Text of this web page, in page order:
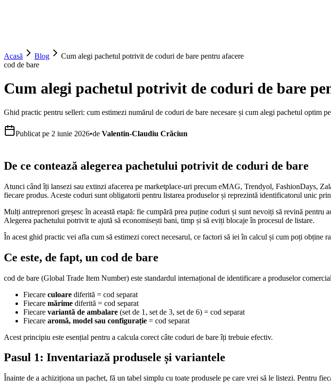
Acasă Blog
Cum alegi pachetul potrivit de coduri de bare pentru afacere
cod de bare
Cum alegi pachetul potrivit de coduri de bare
Ghid practic pentru selleri: cum estimezi numărul de coduri de bare necesare și cum alegi pachetul optim
Publicat pe 2 iunie 2026•de Valentin-Claudiu Crăciun
De ce contează alegerea pachetului potrivit de coduri de bare
Atunci când îți lansezi sau extinzi afacerea pe marketplace-uri precum eMAG, Trendyol, FashionDays,
fiecare produs. Aceste coduri sunt obligatorii pentru listarea produselor și reprezintă identificatorul unic
Mulți antreprenori greșesc în această etapă: fie cumpără prea puține coduri și sunt nevoiți să revină
Alegerea pachetului potrivit te ajută să economisești bani, timp și să eviți blocaje în procesul de listare.
În acest ghid practic vei afla cum să estimezi corect necesarul, ce factori să iei în calcul și cum poți obține
Ce este, de fapt, un cod de bare
cod de bare (Global Trade Item Number) este standardul internațional de identificare a produselor
Fiecare culoare diferită = cod separat
Fiecare mărime diferită = cod separat
Fiecare variantă de ambalare (set de 1, set de 3, set de 6) = cod separat
Fiecare aromă, model sau configurație = cod separat
Acest principiu este esențial pentru a calcula corect câte coduri de bare îți trebuie efectiv.
Pasul 1: Inventariază produsele și variantele
Înainte de a achiziționa un pachet, fă un tabel simplu cu toate produsele pe care vrei să le listezi. Pentru